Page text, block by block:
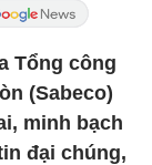
Tổng công
(Sabeco)
minh bạch
đại chúng,